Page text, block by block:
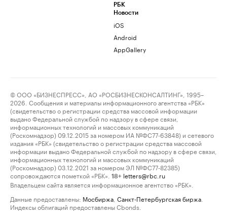
РБК
Новости
iOS
Android
AppGallery
© ООО «БИЗНЕСПРЕСС», АО «РОСБИЗНЕСКОНСАЛТИНГ», 1995–
2026. Сообщения и материалы информационного агентства «РБК»
(свидетельство о регистрации средства массовой информации
выдано Федеральной службой по надзору в сфере связи,
информационных технологий и массовых коммуникаций
(Роскомнадзор) 09.12.2015 за номером ИА №ФС77-63848) и сетевого
издания «РБК» (свидетельство о регистрации средства массовой
информации выдано Федеральной службой по надзору в сфере связи,
информационных технологий и массовых коммуникаций
(Роскомнадзор) 03.12.2021 за номером ЭЛ №ФС77-82385)
сопровождаются пометкой «РБК».
18+ letters@rbc.ru
Владельцем сайта является информационное агентство «РБК».
Данные предоставлены: Мосбиржа Санкт-Петербургская биржа
Индексы облигаций предоставлены Cbonds.